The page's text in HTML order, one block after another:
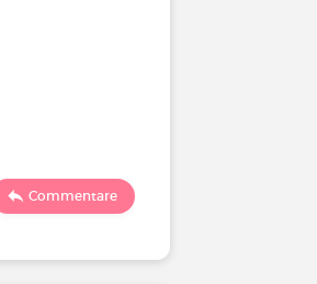
Commentare